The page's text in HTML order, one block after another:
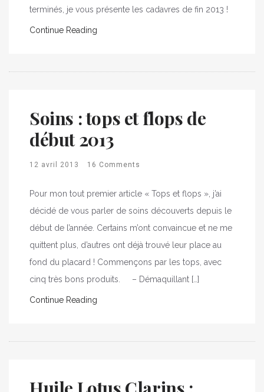
terminés, je vous présente les cadavres de fin 2013 !
Continue Reading
Soins : tops et flops de
début 2013
12 avril 2013 16 Comments
Pour mon tout premier article « Tops et flops », j’ai
décidé de vous parler de soins découverts depuis le
début de l’année. Certains m’ont convaincue et ne me
quittent plus, d’autres ont déjà trouvé leur place au
fond du placard ! Commençons par les tops, avec
cinq très bons produits. – Démaquillant […]
Continue Reading